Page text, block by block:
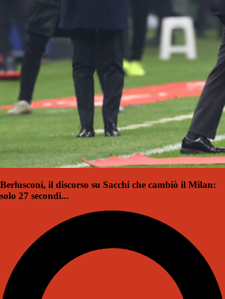
Berlusconi, il discorso su Sacchi che cambiò il Milan:
solo 27 secondi...